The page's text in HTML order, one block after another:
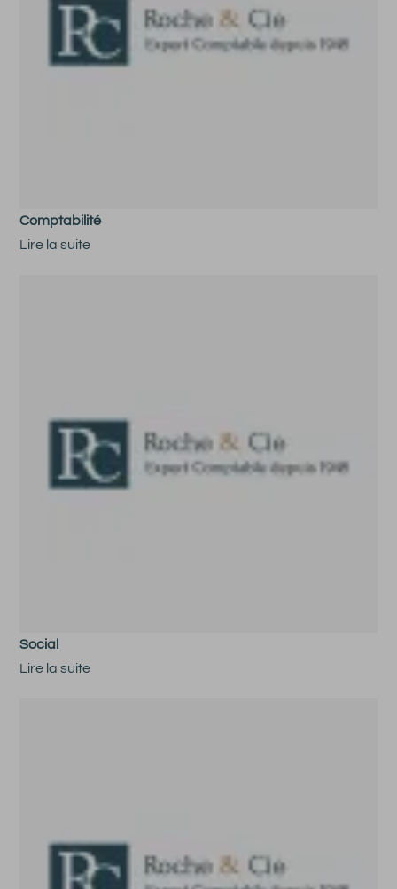
Comptabilité
Lire la suite
Social
Lire la suite